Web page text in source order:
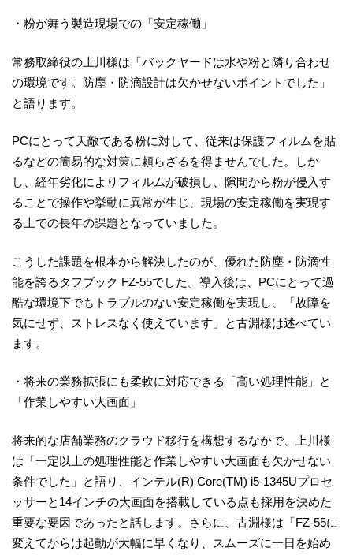
・粉が舞う製造現場での「安定稼働」
常務取締役の上川様は「バックヤードは水や粉と隣り合わせ
の環境です。防塵・防滴設計は欠かせないポイントでした」
と語ります。
PCにとって天敵である粉に対して、従来は保護フィルムを貼
るなどの簡易的な対策に頼らざるを得ませんでした。しか
し、経年劣化によりフィルムが破損し、隙間から粉が侵入す
ることで操作や挙動に異常が生じ、現場の安定稼働を実現す
る上での長年の課題となっていました。
こうした課題を根本から解決したのが、優れた防塵・防滴性
能を誇るタフブック FZ-55でした。導入後は、PCにとって過
酷な環境下でもトラブルのない安定稼働を実現し、「故障を
気にせず、ストレスなく使えています」と古淵様は述べてい
ます。
・将来の業務拡張にも柔軟に対応できる「高い処理性能」と
「作業しやすい大画面」
将来的な店舗業務のクラウド移行を構想するなかで、上川様
は「一定以上の処理性能と作業しやすい大画面も欠かせない
条件でした」と語り、インテル(R) Core(TM) i5-1345Uプロセ
ッサーと14インチの大画面を搭載している点も採用を決めた
重要な要因であったと話します。さらに、古淵様は「FZ-55に
変えてからは起動が大幅に早くなり、スムーズに一日を始め